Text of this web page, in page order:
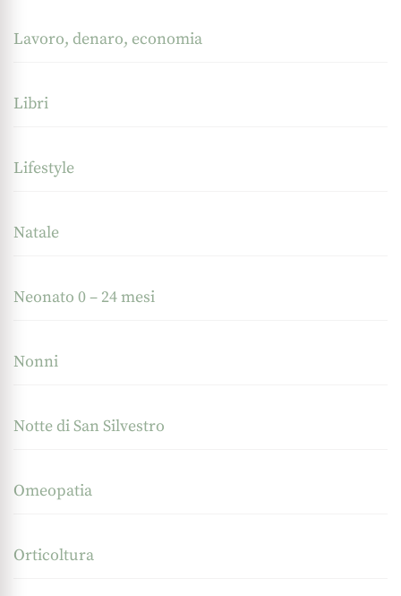
Lavoro, denaro, economia
Libri
Lifestyle
Natale
Neonato 0 – 24 mesi
Nonni
Notte di San Silvestro
Omeopatia
Orticoltura